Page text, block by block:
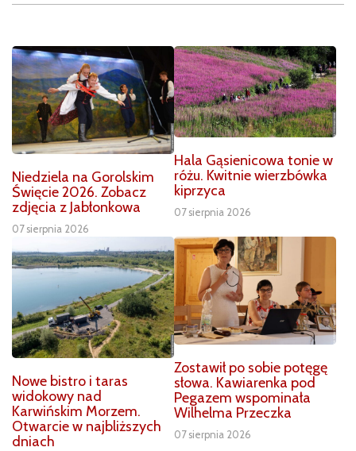
Niedziela na Gorolskim
Święcie 2026. Zobacz
zdjęcia z Jabłonkowa
07 sierpnia 2026
Hala Gąsienicowa tonie w
różu. Kwitnie wierzbówka
kiprzyca
07 sierpnia 2026
Nowe bistro i taras
widokowy nad
Karwińskim Morzem.
Otwarcie w najbliższych
dniach
Zostawił po sobie potęgę
słowa. Kawiarenka pod
Pegazem wspominała
Wilhelma Przeczka
07 sierpnia 2026